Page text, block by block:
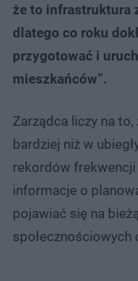
że to infrastruktura
dlatego co roku
przygotować i
mieszkańców”.
Zarządca liczy na
bardziej niż w
rekordów frekwencji
informacje o
pojawiać się na
społecznościowych